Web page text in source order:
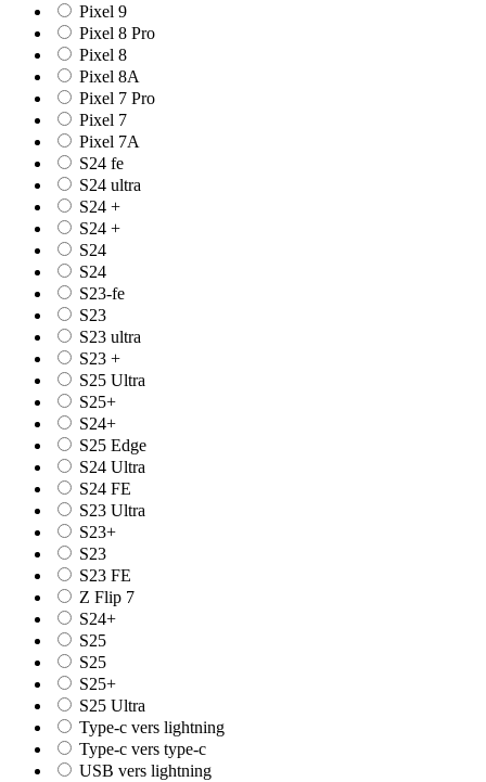
Pixel 9
Pixel 8 Pro
Pixel 8
Pixel 8A
Pixel 7 Pro
Pixel 7
Pixel 7A
S24 fe
S24 ultra
S24 +
S24 +
S24
S24
S23-fe
S23
S23 ultra
S23 +
S25 Ultra
S25+
S24+
S25 Edge
S24 Ultra
S24 FE
S23 Ultra
S23+
S23
S23 FE
Z Flip 7
S24+
S25
S25
S25+
S25 Ultra
Type-c vers lightning
Type-c vers type-c
USB vers lightning